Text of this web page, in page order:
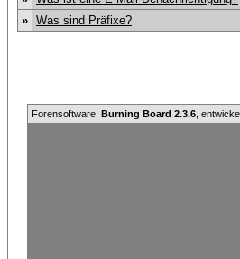
» Was sind Präfixe?
Forensoftware: Burning Board 2.3.6 ,